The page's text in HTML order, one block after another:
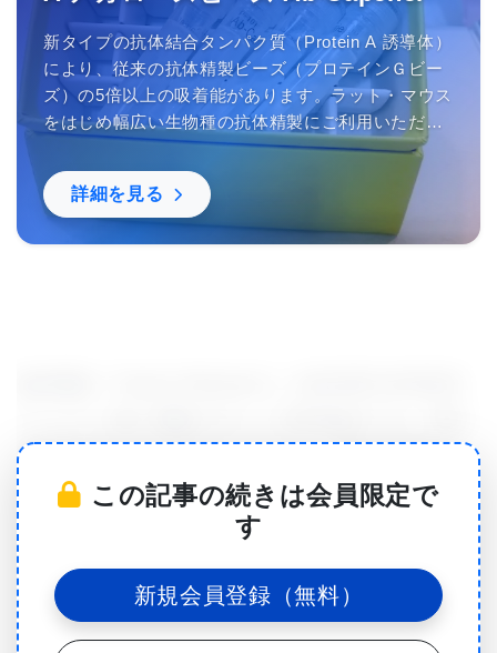
新タイプの抗体結合タンパク質（Protein A 誘導体）
により、従来の抗体精製ビーズ（プロテインＧビー
ズ）の5倍以上の吸着能があります。ラット・マウス
をはじめ幅広い生物種の抗体精製にご利用いただけ
ます。中性域で結合するので抗体の失活を防ぎま
す。
詳細を見る
著者のXiang-Yang Wang, Ph.D.が、動物の皮膚が
ん、前立腺がん、大腸腫瘍の細胞モデルに対する科
学的処理を経た分子の影響を詳述している。
この分子はFlagrp-170と呼ばれる物質で、グルコー
この記事の続きは会員限定で
す
新規会員登録（無料）